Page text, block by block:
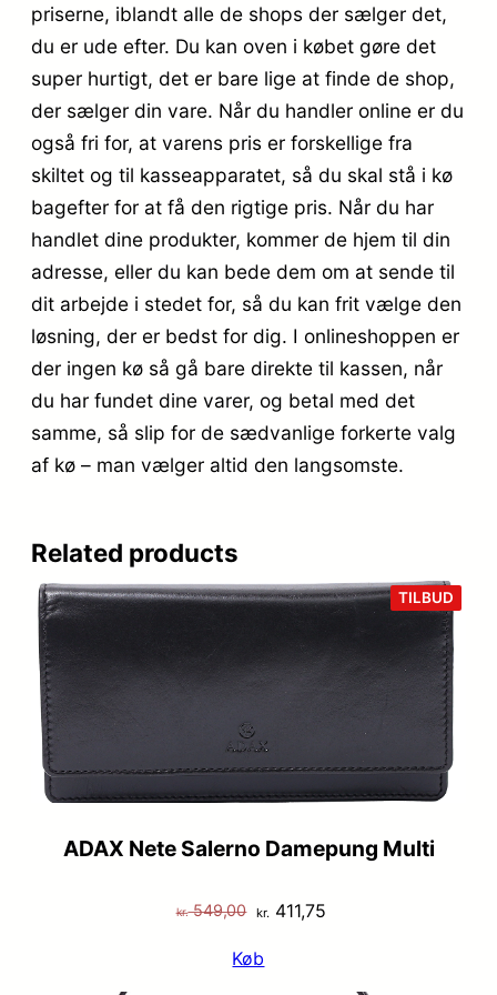
priserne, iblandt alle de shops der sælger det,
du er ude efter. Du kan oven i købet gøre det
super hurtigt, det er bare lige at finde de shop,
der sælger din vare. Når du handler online er du
også fri for, at varens pris er forskellige fra
skiltet og til kasseapparatet, så du skal stå i kø
bagefter for at få den rigtige pris. Når du har
handlet dine produkter, kommer de hjem til din
adresse, eller du kan bede dem om at sende til
dit arbejde i stedet for, så du kan frit vælge den
løsning, der er bedst for dig. I onlineshoppen er
der ingen kø så gå bare direkte til kassen, når
du har fundet dine varer, og betal med det
samme, så slip for de sædvanlige forkerte valg
af kø – man vælger altid den langsomste.
Related products
TILBUD
PÅ
ADAX Nete Salerno Damepung Multi
kr.549,00 Den
pris
kr. 411,75Den
Køb